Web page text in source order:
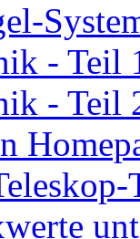
- Teil
- Teil